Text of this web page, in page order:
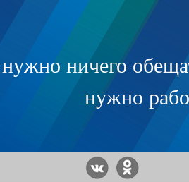
ничего
нужно